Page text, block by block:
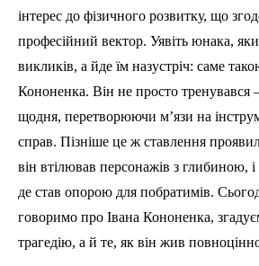
інтерес до фізичного розвитку, що
професійний вектор. Уявіть юнака,
викликів, а йде їм назустріч: саме
Кононенка. Він не просто тренувався
щодня, перетворюючи м’язи на
справ. Пізніше це ж ставлення
він втілював персонажів з глибиною, і
де став опорою для побратимів.
говоримо про Івана Кононенка,
трагедію, а й те, як він жив